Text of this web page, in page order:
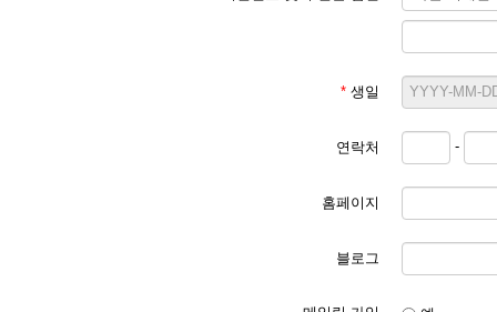
* 생일
연락처 -
홈페이지
블로그